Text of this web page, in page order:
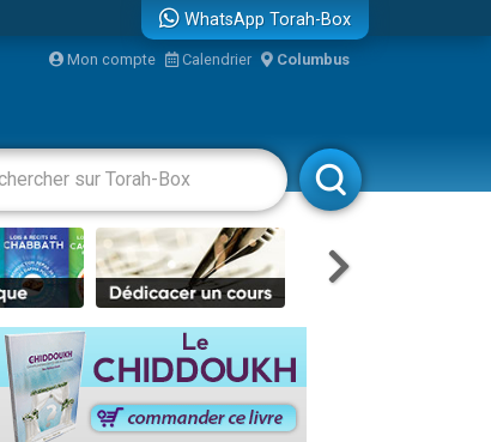
WhatsApp Torah-Box
Mon compte Calendrier Columbus
Livres Rabbanim